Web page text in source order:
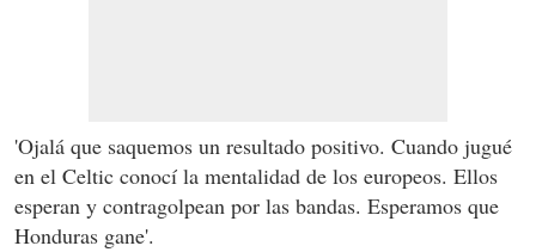
'Ojalá que saquemos un resultado positivo. Cuando jugué
en el Celtic conocí la mentalidad de los europeos. Ellos
esperan y contragolpean por las bandas. Esperamos que
Honduras gane'.